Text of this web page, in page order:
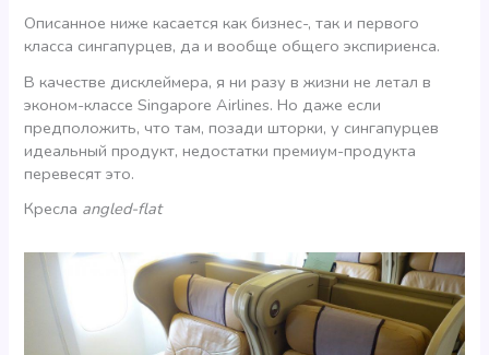
Описанное ниже касается как бизнес-, так и первого
класса сингапурцев, да и вообще общего экспириенса.
В качестве дисклеймера, я ни разу в жизни не летал в
эконом-классе Singapore Airlines. Но даже если
предположить, что там, позади шторки, у сингапурцев
идеальный продукт, недостатки премиум-продукта
перевесят это.
Кресла angled-flat